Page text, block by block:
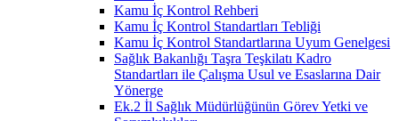
Kamu İç Kontrol Rehberi
Kamu İç Kontrol Standartları Tebliği
Kamu İç Kontrol Standartlarına Uyum Genelgesi
Sağlık Bakanlığı Taşra Teşkilatı Kadro
Standartları ile Çalışma Usul ve Esaslarına Dair
Yönerge
Ek.2 İl Sağlık Müdürlüğünün Görev Yetki ve